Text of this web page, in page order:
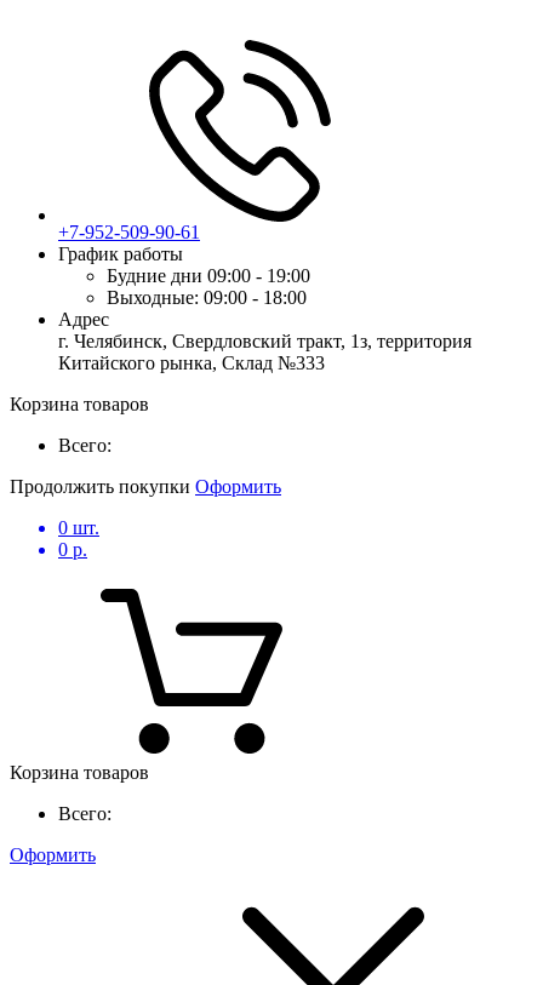
+7-952-509-90-61
График работы
Будние дни 09:00 - 19:00
Выходные: 09:00 - 18:00
Адрес
г. Челябинск, Свердловский тракт, 1з, территория
Китайского рынка, Склад №333
Корзина товаров
Всего:
Продолжить покупки Оформить
0 шт.
0 р.
Корзина товаров
Всего:
Оформить